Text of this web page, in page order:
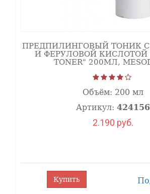
ПРЕДПИЛИНГОВЫЙ ТОНИК
И ФЕРУЛОВОЙ КИСЛОТОЙ
TONER" 200МЛ,
Объём: 200 мл
Артикул: 424156
2.190 руб.
Купить